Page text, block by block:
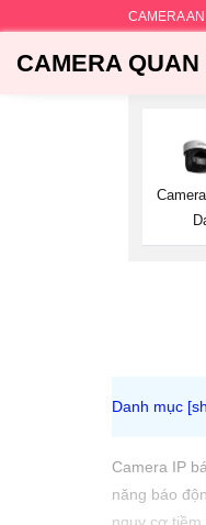
CAMERA
CAMERA QUAN
Camera IP
năng báo
nguy cơ tiềm